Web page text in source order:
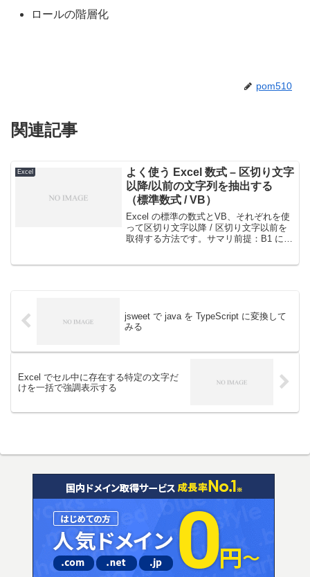
ロールの階層化
pom510
関連記事
Excel
よく使う Excel 数式 – 区切り文字
以降/以前の文字列を抽出する
（標準数式 / VB）
Excel の標準の数式とVB、それぞれを使
って区切り文字以降 / 区切り文字以前を
取得する方法です。サマリ前提：B1 に区
jsweet で java を TypeScript に変換して
みる
Excel でセル中に存在する特定の文字だ
けを一括で強調表示する